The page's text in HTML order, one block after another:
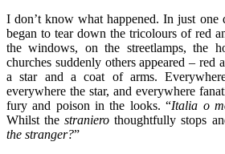
I don’t know what happened. In just
began to tear down the tricolours of red
the windows, on the streetlamps, the
churches suddenly others appeared – red
a star and a coat of arms.
everywhere the star, and everywhere
fury and poison in the looks. “Italia o
Whilst thestranierothoughtfully stops
the stranger?”